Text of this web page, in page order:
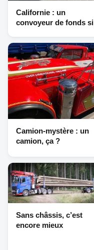
Californie : un
convoyeur de fonds si
Camion-mystère : un
camion, ça ?
Sans châssis, c’est
encore mieux